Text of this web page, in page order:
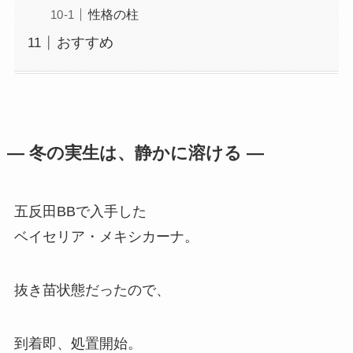
性格の柱
おすすめ
― 冬の実生は、静かに溶ける ―
五反田BBで入手した
ベイセリア・メキシカーナ。
抜き苗状態だったので、
到着即、処置開始。